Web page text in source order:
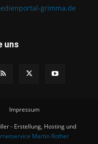
grimma.de
uns
Impressum
- Erstellung, Hosting und
Martin Rother